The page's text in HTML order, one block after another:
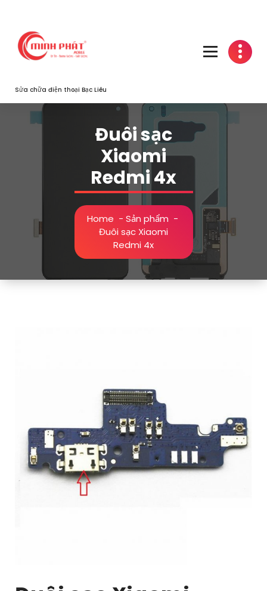
content
Sửa chữa điện thoại Bạc Liêu
Đuôi sạc
Xiaomi
Redmi 4x
Home - Sản phẩm -
Đuôi sạc Xiaomi
Redmi 4x